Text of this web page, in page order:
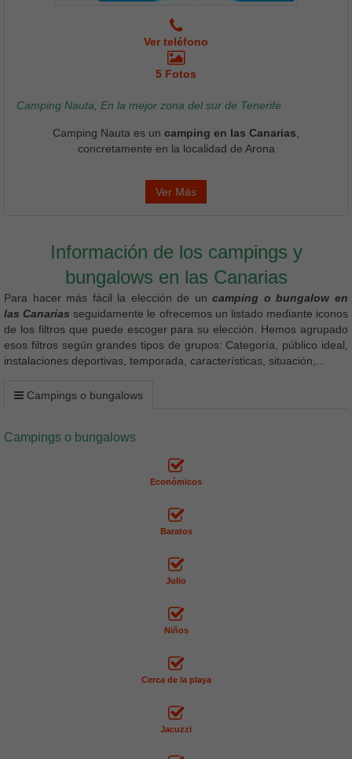
Ver teléfono
5 Fotos
Camping Nauta, En la mejor zona del sur de Tenerife
Camping Nauta es un camping en las Canarias
concretamente en la localidad de Arona
Ver Más
Información de los campings y
bungalows en las Canarias
Para hacer más fácil la elección de uncamping o bungalow en
las Canarias seguidamente le ofrecemos un listado mediante iconos
de los filtros que puede escoger para su elección. Hemos agrupado
esos filtros según grandes tipos de grupos: Categoría, público ideal,
instalaciones deportivas, temporada, características, situación,...
Campings o bungalows
Campings o bungalows
Económicos
Baratos
Julio
Niños
Cerca de la playa
Jacuzzi